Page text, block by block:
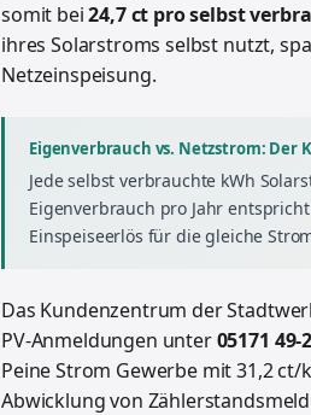
somit bei24,7 ct pro selbst
ihres Solarstroms selbst nutzt,
Netzeinspeisung.
Eigenverbrauch vs. Netzstrom: Der
Jede selbst verbrauchte kWh
Eigenverbrauch pro Jahr
Einspeiseerlös für die gleiche
Das Kundenzentrum der
PV-Anmeldungen unter05171 49-
Peine Strom Gewerbe mit 31,2
Abwicklung von